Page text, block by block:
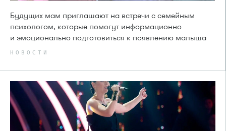
Будущих мам приглашают на встречи с семейным
психологом, которые помогут информационно
и эмоционально подготовиться к появлению малыша
НОВОСТИ